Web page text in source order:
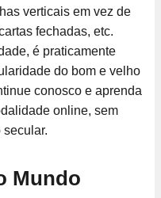
verticais em vez de
fechadas, etc.
é praticamente
do bom e velho
conosco e aprenda
online, sem
Mundo